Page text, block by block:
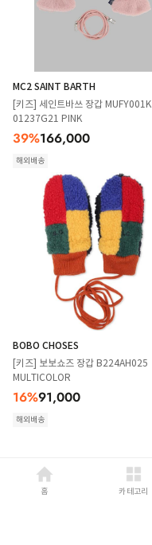
MC2 SAINT BARTH
[키즈] 세인트바쓰 장갑 MUFY001K
01237G21 PINK
39%166,000
해외배송
BOBO CHOSES
[키즈] 보보쇼즈 장갑 B224AH025
MULTICOLOR
16%91,000
해외배송
홈 카테고리